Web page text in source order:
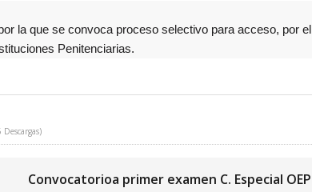
la que se convoca proceso selectivo para acceso, por el
Penitenciarias.
Descargas)
Convocatorioa primer examen C. Especial OEP